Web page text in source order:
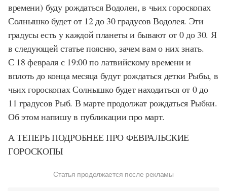
времени) буду рождаться Водолеи, в чьих гороскопах
Солнышко будет от 12 до 30 градусов Водолея. Эти
градусы есть у каждой планеты и бывают от 0 до 30. Я
в следующей статье поясню, зачем вам о них знать.
С 18 февраля с 19:00 по латвийскому времени и
вплоть до конца месяца будут рождаться детки Рыбы, в
чьих гороскопах Солнышко будет находиться от 0 до
11 градусов Рыб. В марте продолжат рождаться Рыбки.
Об этом напишу в публикации про март.
А ТЕПЕРЬ ПОДРОБНЕЕ ПРО ФЕВРАЛЬСКИЕ
ГОРОСКОПЫ
Статья продолжается после рекламы